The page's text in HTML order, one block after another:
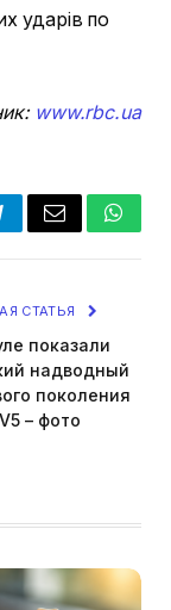
ударів по
www.rbc.ua
Email
СТАТЬЯ
показали
надводный
поколения
– фото